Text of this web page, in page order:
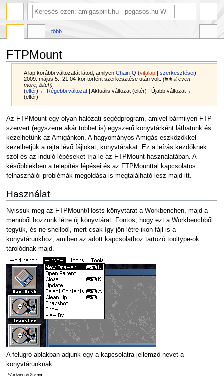
FTPMount
A lap korábbi változatát látod, amilyenChain-Q (vitalap |szerkesztései)
2009. május 5., 21:04-kor történt szerkesztése után volt.(link it even
more, bitch)
(eltér) ← Régebbi változat | Aktuális változat (eltér) | Újabb változat→
(eltér)
Ugrás
a
navigációhoz
Ugrás
a
kereséshez
Az FTPMount egy olyan hálózati segédprogram, amivel bármilyen FTP
szervert (egyszerre akár többet is) egyszerű könyvtárként láthatunk és
kezelhetünk az Amigánkon. A hagyományos Amigás eszközökkel
kezelhetjük a rajta lévő fájlokat, könyvtárakat. Ez a leírás kezdőknek
szól és az induló lépéseket írja le az FTPMount használatában. A
későbbiekben a telepítés lépései és az FTPMounttal kapcsolatos
felhasználói problémák megoldása is megtalálható lesz majd itt.
Használat
Nyissuk meg az FTPMount/Hosts könyvtárat a Workbenchen, majd a
menüből hozzunk létre új könyvtárat. Fontos, hogy ezt a Workbenchből
tegyük, és ne shellből, mert csak így jön létre ikon fájl is a
könyvtárunkhoz, amiben az adott kapcsolathoz tartozó tooltype-ok
tárolódnak majd.
A felugró ablakban adjunk egy a kapcsolatra jellemző nevet a
könyvtárunknak.
több